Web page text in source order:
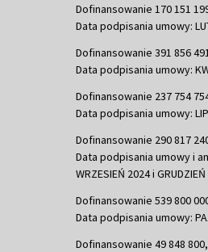
Dofinansowanie 170 151
Data podpisania umowy:
Dofinansowanie 391 856
Data podpisania umowy:
Dofinansowanie 237 754
Data podpisania umowy:
Dofinansowanie 290 817
Data podpisania umowy i
WRZESIEŃ 2024 i
Dofinansowanie 539 800
Data podpisania umowy:
Dofinansowanie 49 848